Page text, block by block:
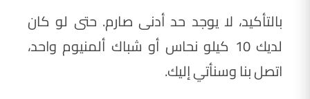
بالتأكيد، لا يوجد حد أدنى صارم. حتى لو كان
لديك 10 كيلو نحاس أو شباك ألمنيوم واحد،
اتصل بنا وسنأتي إليك.